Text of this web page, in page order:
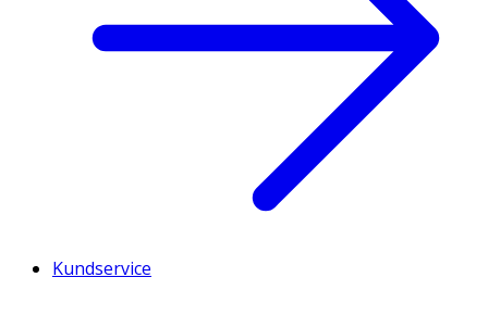
Kundservice